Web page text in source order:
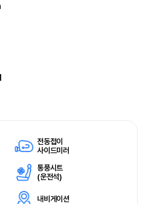
전동접이
사이드미러
통풍시트
(운전석)
내비게이션